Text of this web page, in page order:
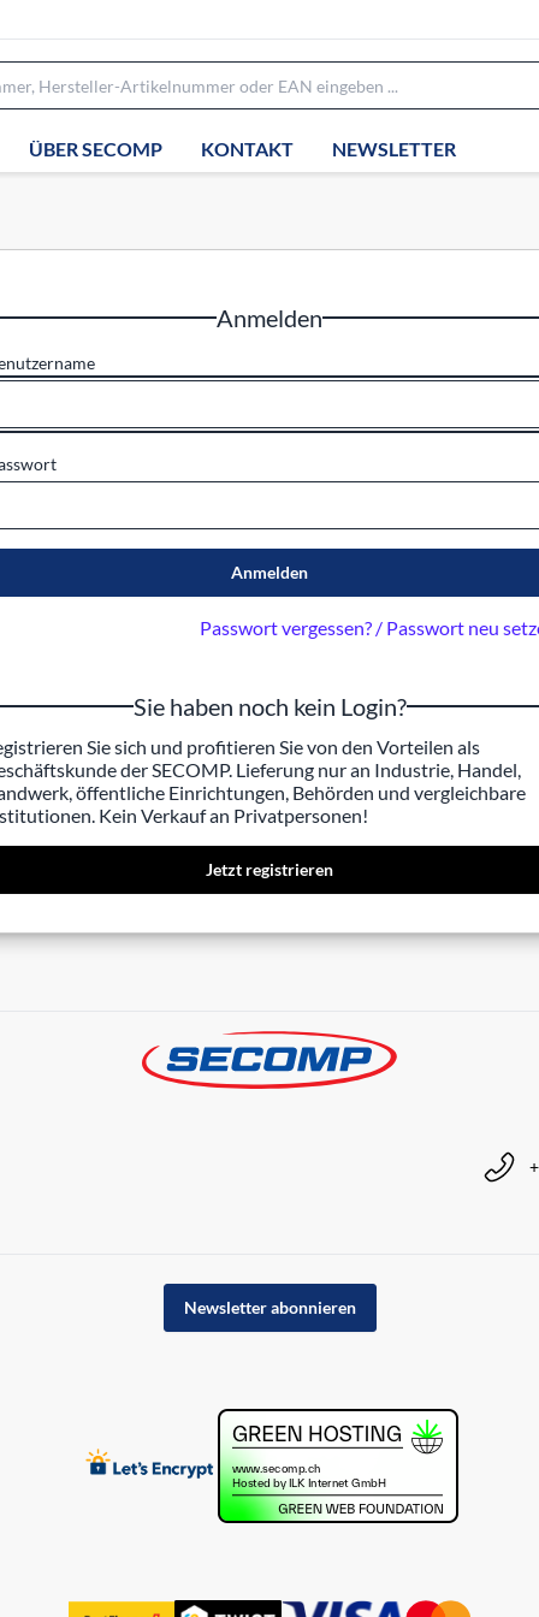
ÜBER SECOMP KONTAKT NEWSLETTER
Anmelden
Anmelden
Passwort vergessen? / Passwort neu
Sie haben noch kein Login?
Sie sich und profitieren Sie von den Vorteilen als
der SECOMP. Lieferung nur an Industrie, Handel,
öffentliche Einrichtungen, Behörden und vergleichbare
Kein Verkauf an Privatpersonen!
Jetzt registrieren
Newsletter abonnieren